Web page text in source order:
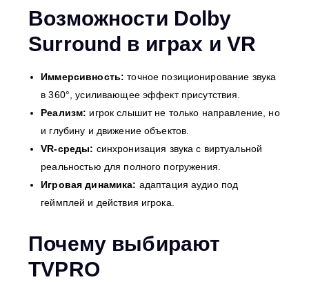
Возможности Dolby
Surround в играх и VR
Иммерсивность: точное позиционирование звука
в 360°, усиливающее эффект присутствия.
Реализм: игрок слышит не только направление, но
и глубину и движение объектов.
VR-среды: синхронизация звука с виртуальной
реальностью для полного погружения.
Игровая динамика: адаптация аудио под
геймплей и действия игрока.
Почему выбирают
TVPRO